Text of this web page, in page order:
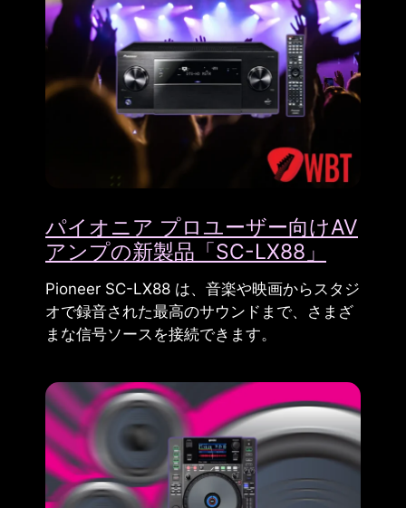
パイオニア プロユーザー向けAV
アンプの新製品「SC-LX88」
Pioneer SC-LX88 は、音楽や映画からスタジ
オで録音された最高のサウンドまで、さまざ
まな信号ソースを接続できます。